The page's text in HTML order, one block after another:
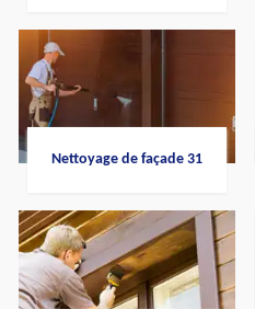
Nettoyage de façade 31